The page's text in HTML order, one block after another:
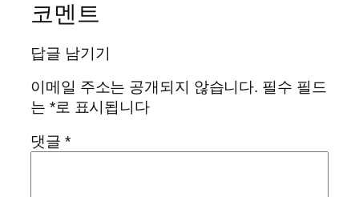
코멘트
답글 남기기
이메일 주소는 공개되지 않습니다. 필수 필드
는 *로 표시됩니다
댓글 *